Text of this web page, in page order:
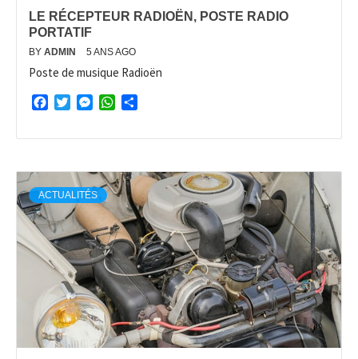
LE RÉCEPTEUR RADIOËN, POSTE RADIO
PORTATIF
BY ADMIN 5 ANS AGO
Poste de musique Radioën
FacebookTwitterMessengerWhatsApp
ACTUALITÉS